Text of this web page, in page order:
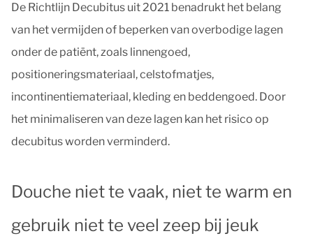
De Richtlijn Decubitus uit 2021 benadrukt het belang
van het vermijden of beperken van overbodige lagen
onder de patiënt, zoals linnengoed,
positioneringsmateriaal, celstofmatjes,
incontinentiemateriaal, kleding en beddengoed. Door
het minimaliseren van deze lagen kan het risico op
decubitus worden verminderd.
Douche niet te vaak, niet te warm en
gebruik niet te veel zeep bij jeuk